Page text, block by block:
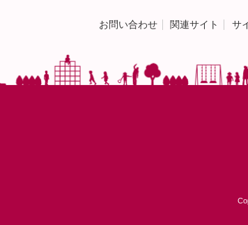
お問い合わせ 関連サイト サ